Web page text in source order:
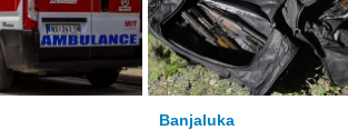
Banjaluka